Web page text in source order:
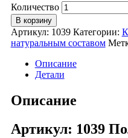
Количество
В корзину
Артикул: 1039 Категории:
натуральным составом
Описание
Детали
Описание
Артикул: 1039